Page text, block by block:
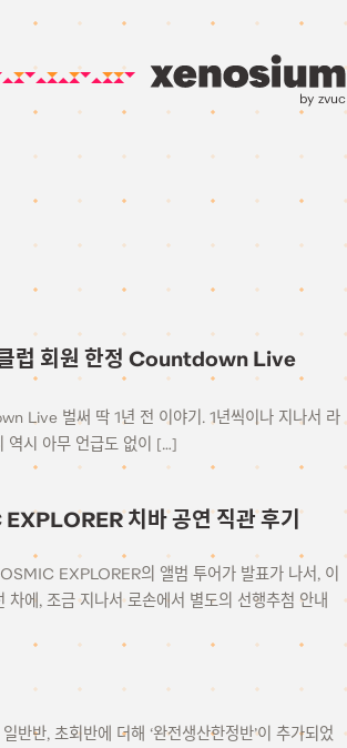
by zvuc
럽 회원 한정 Countdown Live
Live 벌써 딱 1년 전 이야기. 1년씩이나 지나서 라
역시 아무 언급도 없이 […]
치바 공연 직관 후기
EXPLORER의 앨범 투어가 발표가 나서, 이
에, 조금 지나서 로손에서 별도의 선행추첨 안내
반, 초회반에 더해 ‘완전생산한정반’이 추가되었